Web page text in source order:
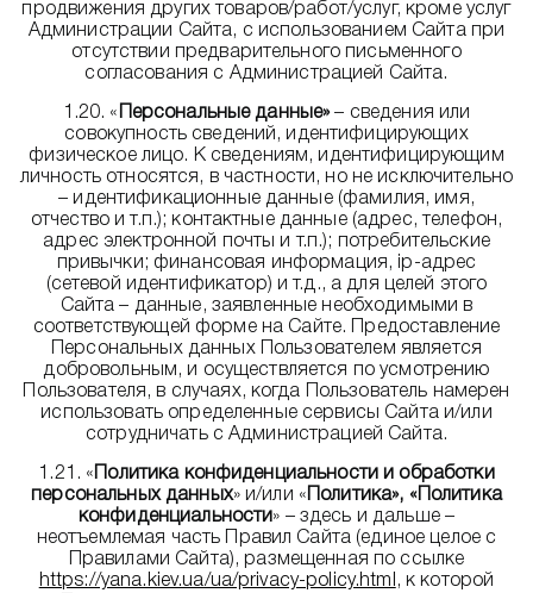
продвижения других товаров/работ/услуг, кроме услуг
Администрации Сайта, с использованием Сайта при
отсутствии предварительного письменного
согласования с Администрацией Сайта.
1.20. « Персональные данные»– сведения или
совокупность сведений, идентифицирующих
физическое лицо. К сведениям, идентифицирующим
личность относятся, в частности, но не исключительно
– идентификационные данные (фамилия, имя,
отчество и т.п.); контактные данные (адрес, телефон,
адрес электронной почты и т.п.); потребительские
привычки; финансовая информация, ip-адрес
(сетевой идентификатор) и т.д., а для целей этого
Сайта – данные, заявленные необходимыми в
соответствующей форме на Сайте. Предоставление
Персональных данных Пользователем является
добровольным, и осуществляется по усмотрению
Пользователя, в случаях, когда Пользователь намерен
использовать определенные сервисы Сайта и/или
сотрудничать с Администрацией Сайта.
1.21. « Политика конфиденциальности и обработки
персональных данных» и/или « Политика», «Политика
конфиденциальности » – здесь и дальше –
неотъемлемая часть Правил Сайта (единое целое с
Правилами Сайта), размещенная по ссылке
https://yana.kiev.ua/ua/privacy-policy.html , к которой